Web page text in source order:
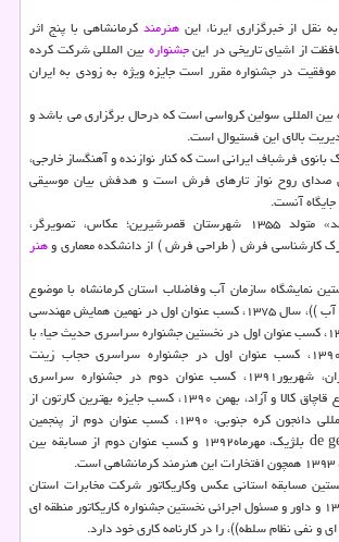
نقل از خبرگزاری ایرنا، اینهنرمند کرمانشاهی با پنج اثر
از اشیای تاریخی در اینجشنوارهبین المللی شرکت کرده
در جشنواره مقرر است جایزه ویژه به زودی به ایران
بین المللی سولین کرواسی است که درحال برگزاری می باشد و
بالای این فستیوال است.
فرشباف ایرانی است که کنار نوازنده و آهنگساز خارجی،
صدای روح نواز تارهای فرش است و هدفش بیان موسیقی
آنست.
«فخرالدین دوست محمد» متولد ۱۳۵۵ شهرستان قصرشیرین؛ عکاس، تصویرگر،
کارشناسی فرش ( طراحی فرش ) از دانشکده معماری وهنر
نمایشگاه سازمان آب وفاضلاب استان کرمانشاه با موضوع
((صرفه جویی در مصرف آب ))، سال ۱۳۷۵، کسب عنوان اول در نهمین همایش مهندسی
زلزله کاشان، اسفند ۱۳۸۶، کسب عنوان اول در نخستین جشنواره سراسری حدیث حیاء با
موضوع عفاف وحجاب، ۱۳۹۰، کسب عنوان اول در جشنواره سراسری حجاب زینت
آفرینش، استان مازندران، شهریور۱۳۹۱، کسب عنوان دوم در جشنواره سراسری
کاریکاتور بوکان با موضوع قاچاق کالا و آزاد، بهمن ۱۳۹۰، کسب جایزه بهترین کارتون از
بیستمین مسابقه بین المللی دائجون کره جنوبی، ۱۳۹۰، کسب عنوان دوم از پنجمین
دوسالانه کاریکاتور de geuse بلژیک، مهرماه۱۳۹۲ و کسب عنوان دوم از مسابقه بین
مسابقه استانی عکس وکاریکاتور شرکت مخابرات استان
کرمانشاه، اردیبهشت ۱۳۸۴ و داور و مسئول اجرائی نخستین جشنواره کاریکاتور منطقه ای
و نفی نظام سلطه))، را در کارنامه کاری خود دارد.